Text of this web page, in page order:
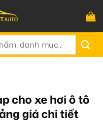
cho xe hơi ô tô
giá chi tiết